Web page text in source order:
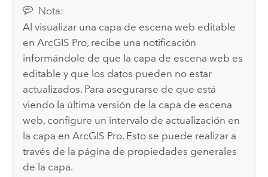
Nota:
Al visualizar una capa de escena web editable
enArcGIS Pro, recibe una notificación
informándole de que la capa de escena web es
editable y que los datos pueden no estar
actualizados. Para asegurarse de que está
viendo la última versión de la capa de escena
web, configure un intervalo de actualización en
la capa enArcGIS Pro. Esto se puede realizar a
través de la página de propiedades generales
de la capa.